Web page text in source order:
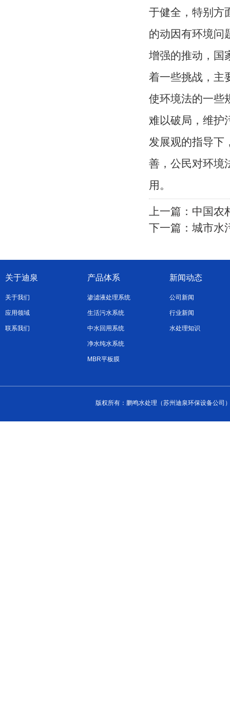
于健全，特别方
的动因有环境问
增强的推动，国
着一些挑战，主
使环境法的一些
难以破局，维护
发展观的指导下
善，公民对环境
用。
上一篇： 中国农
下一篇： 城市水
关于迪泉
关于我们
应用领域
联系我们
产品体系
渗滤液处理系统
生活污水系统
中水回用系统
净水纯水系统
MBR平板膜
新闻动态
公司新闻
行业新闻
水处理知识
版权所有：鹏鸣水处理（苏州迪泉环保设备公